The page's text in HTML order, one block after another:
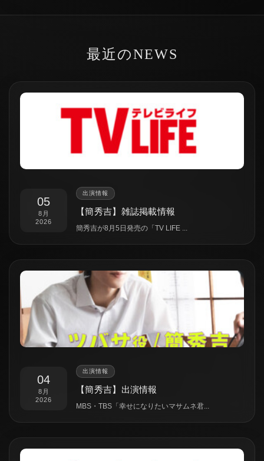
最近のNEWS
05
8月
2026
出演情報
【簡秀吉】雑誌掲載情報
簡秀吉が8月5日発売の「TV LIFE ...
04
8月
2026
出演情報
【簡秀吉】出演情報
MBS・TBS「幸せになりたいマサムネ君...